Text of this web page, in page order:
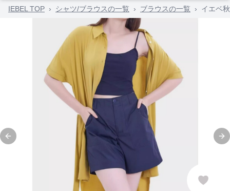
IEBEL TOP › シャツ/ブラウスの一覧 › ブラウスの一覧 › イエベ
Previous slide